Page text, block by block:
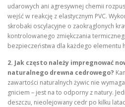
udarowych ani agresywnej chemii
wejść w reakcję z elastycznym PVC.
skrobaki oscylacyjne o zaokrąglonych
kontrolowanego zmiękczania
bezpieczeństwa dla każdego elementu
2. Jak często należy impregnować
naturalnego drewna cedrowego?
zawartości naturalnych żywic nie
gniciem – jest na to odporny z natury.
deszczu, nieolejowany cedr po kilku